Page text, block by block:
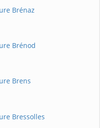
Brénaz
Brénod
Brens
Bressolles